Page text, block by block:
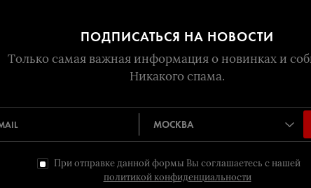
ПОДПИСАТЬСЯ НА НОВОСТИ
Только самая важная информация о новинках и
Никакого спама.
При отправке данной формы Вы соглашаетесь с нашей
политикой конфиденциальности